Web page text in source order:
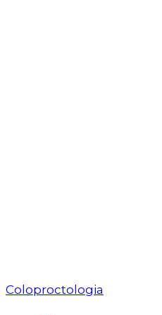
Coloproctologia